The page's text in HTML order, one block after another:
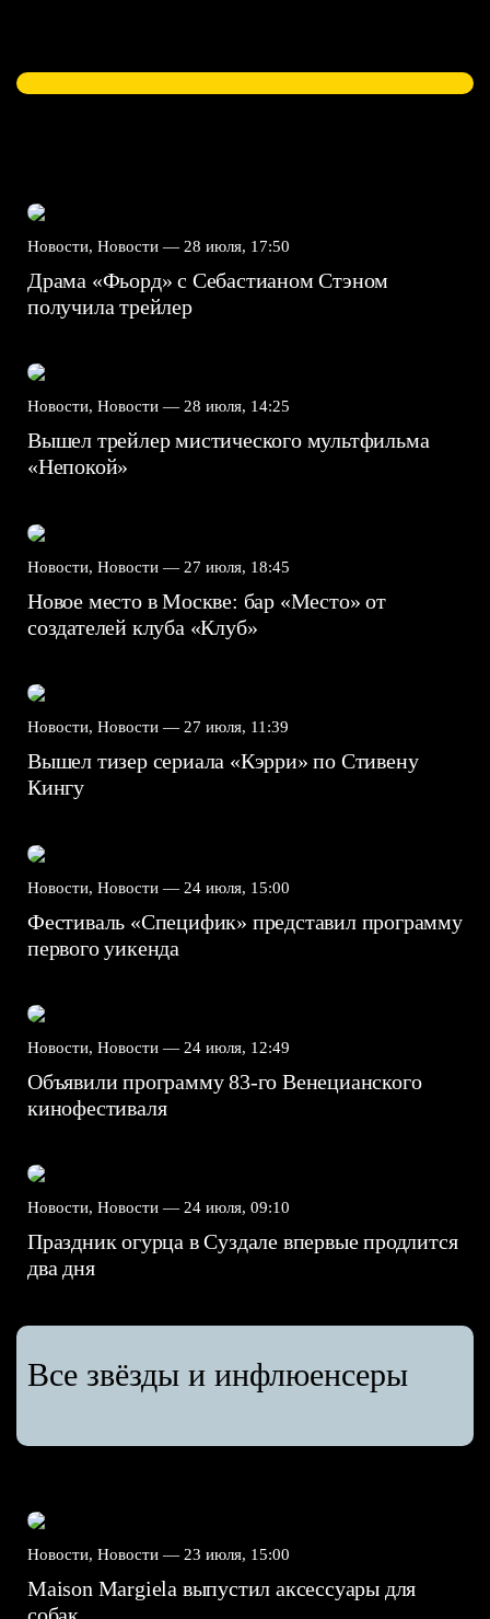
Новости, Новости — 28 июля, 17:50
Драма «Фьорд» с Себастианом Стэном
получила трейлер
Новости, Новости — 28 июля, 14:25
Вышел трейлер мистического мультфильма
«Непокой»
Новости, Новости — 27 июля, 18:45
Новое место в Москве: бар «Место» от
создателей клуба «Клуб»
Новости, Новости — 27 июля, 11:39
Вышел тизер сериала «Кэрри» по Стивену
Кингу
Новости, Новости — 24 июля, 15:00
Фестиваль «Специфик» представил программу
первого уикенда
Новости, Новости — 24 июля, 12:49
Объявили программу 83-го Венецианского
кинофестиваля
Новости, Новости — 24 июля, 09:10
Праздник огурца в Суздале впервые продлится
два дня
Все звёзды и инфлюенсеры
Новости, Новости — 23 июля, 15:00
Maison Margiela выпустил аксессуары для